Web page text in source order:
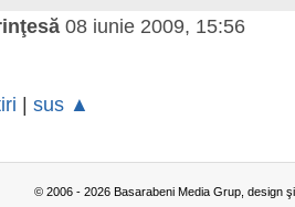
08 iunie 2009, 15:56
| sus ▲
© 2006 - 2026 Basarabeni Media Grup, design